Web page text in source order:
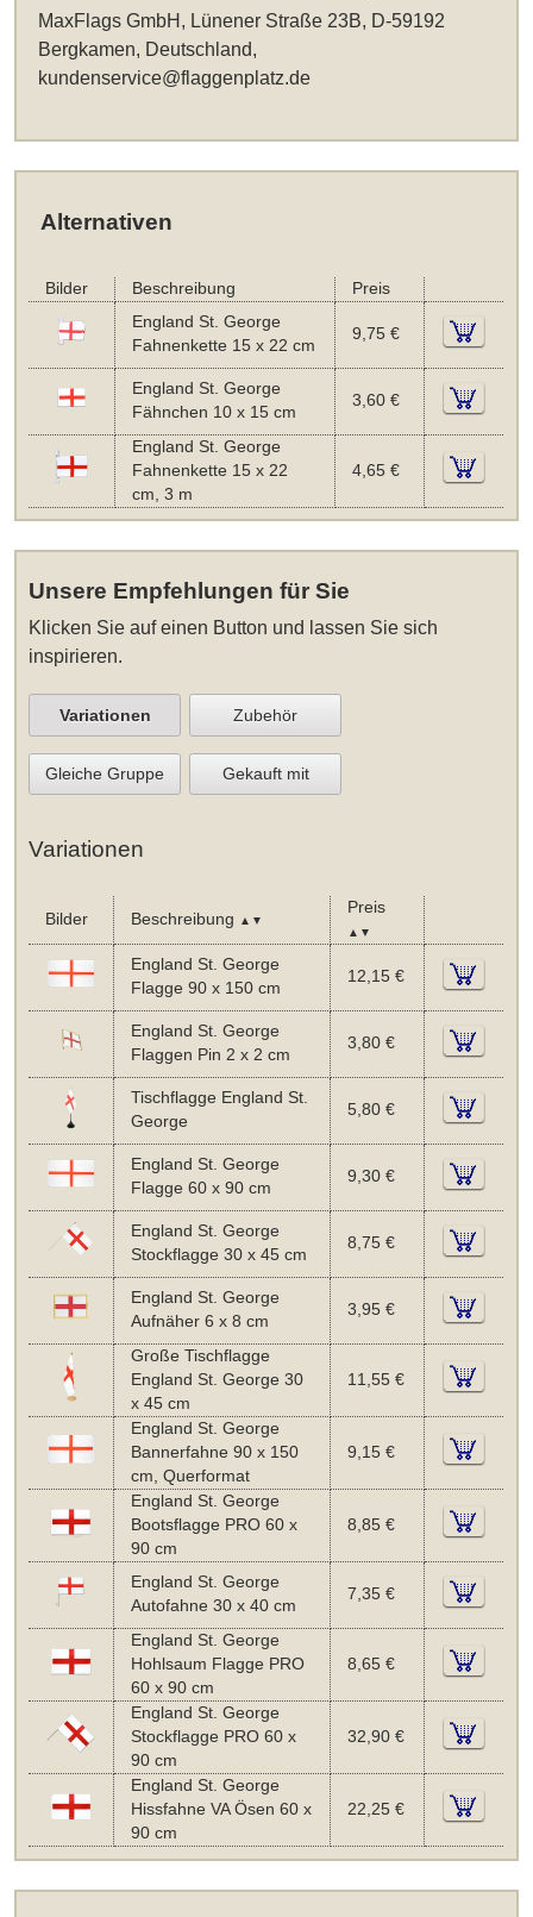
MaxFlags GmbH, Lünener Straße 23B, D-59192
Bergkamen, Deutschland,
kundenservice@flaggenplatz.de
Alternativen
Bilder Beschreibung
Preis
England St. George
Fahnenkette 15 x 22 cm
9,75 €
England St. George
Fähnchen 10 x 15 cm
3,60 €
England St. George
Fahnenkette 15 x 22
cm, 3 m
4,65 €
Unsere Empfehlungen für Sie
Klicken Sie auf einen Button und lassen Sie sich
inspirieren.
Variationen Zubehör
Gleiche Gruppe Gekauft mit
Variationen
Bilder Beschreibung ▲▼
Preis
▲▼
England St. George
Flagge 90 x 150 cm
12,15 €
England St. George
Flaggen Pin 2 x 2 cm
3,80 €
Tischflagge England St.
George
5,80 €
England St. George
Flagge 60 x 90 cm
9,30 €
England St. George
Stockflagge 30 x 45 cm
8,75 €
England St. George
Aufnäher 6 x 8 cm
3,95 €
Große Tischflagge
England St. George 30
x 45 cm
11,55 €
England St. George
Bannerfahne 90 x 150
cm, Querformat
9,15 €
England St. George
Bootsflagge PRO 60 x
90 cm
8,85 €
England St. George
Autofahne 30 x 40 cm
7,35 €
England St. George
Hohlsaum Flagge PRO
60 x 90 cm
8,65 €
England St. George
Stockflagge PRO 60 x
90 cm
32,90 €
England St. George
Hissfahne VA Ösen 60 x
90 cm
22,25 €